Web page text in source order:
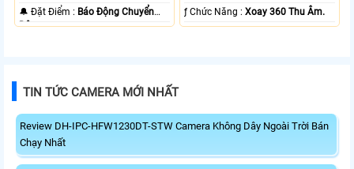
️🔔 Đặt Điểm : Báo Động Chuyển
Động.
️ƒ Chức Năng :Xoay 360 Thu Âm.
TIN TỨC CAMERA MỚI NHẤT
Review DH-IPC-HFW1230DT-STW Camera Không Dây Ngoài Trời Bán
Chạy Nhất